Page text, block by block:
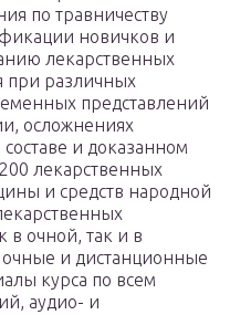
по травничеству
новичков и
лекарственных
при различных
представлений
осложнениях
и доказанном
лекарственных
и средств народной
в очной, так и в
и дистанционные
курса по всем
аудио- и